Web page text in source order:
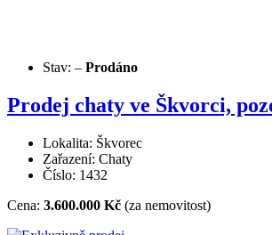
Stav: – Prodáno
Prodej chaty ve Škvorci,
Lokalita: Škvorec
Zařazení: Chaty
Číslo: 1432
Cena: 3.600.000 Kč (za nemovitost)